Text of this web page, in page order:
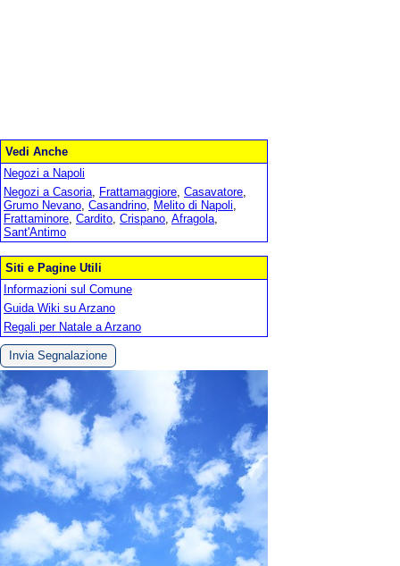
Vedi Anche
Negozi a Napoli
Negozi a Casoria, Frattamaggiore, Casavatore,
Grumo Nevano, Casandrino, Melito di Napoli,
Frattaminore, Cardito, Crispano, Afragola,
Sant'Antimo
Siti e Pagine Utili
Informazioni sul Comune
Guida Wiki su Arzano
Regali per Natale a Arzano
Invia Segnalazione